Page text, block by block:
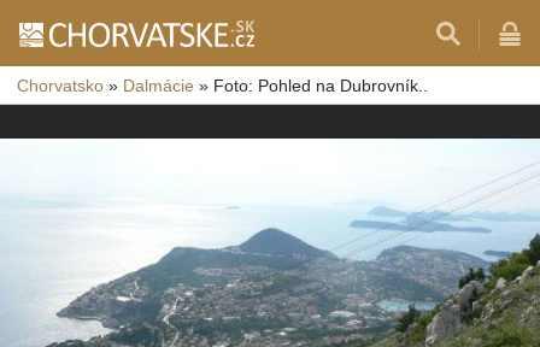
Chorvatsko » Dalmácie » Foto: Pohled na Dubrovník..